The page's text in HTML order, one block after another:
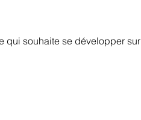
qui souhaite se développer sur